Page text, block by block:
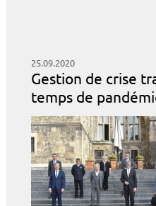
25.09.2020
Gestion de crise
temps de